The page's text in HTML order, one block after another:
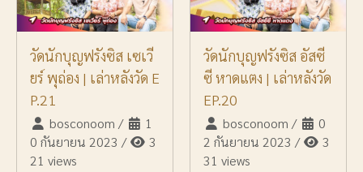
วัดนักบุญฟรังซิส เซเวี
ยร์ พุถ่อง | เล่าหลังวัด E
P.21
bosconoom /
1
0 กันยายน 2023 /
3
21 views
วัดนักบุญฟรังซิส อัสซี
ซี หาดแตง | เล่าหลังวัด
EP.20
bosconoom /
0
2 กันยายน 2023 /
3
31 views